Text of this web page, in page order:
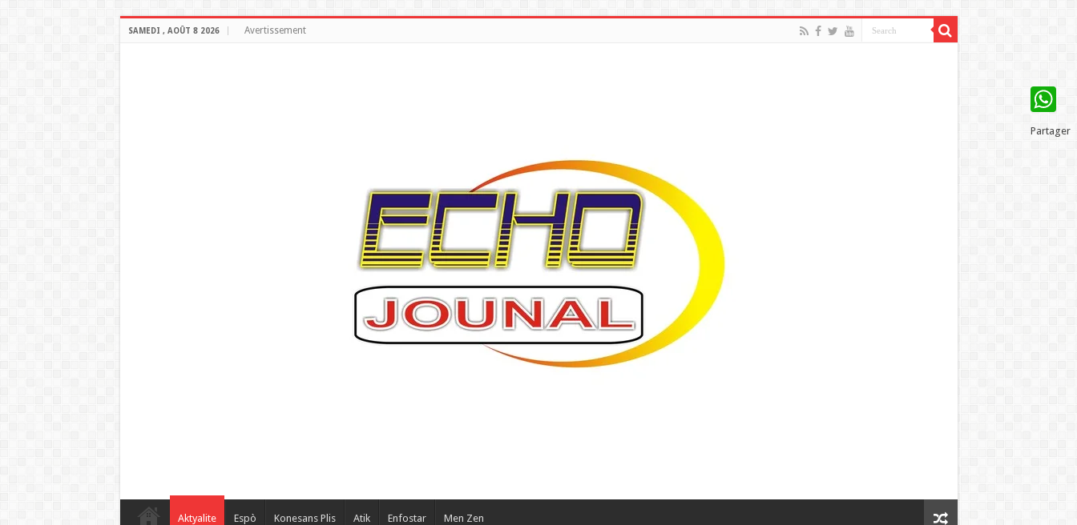
SAMEDI , AOÛT 8 2026 Avertissement
Aktyalite Espò Konesans Plis Atik Enfostar Men Zen
WhatsApp
Partager